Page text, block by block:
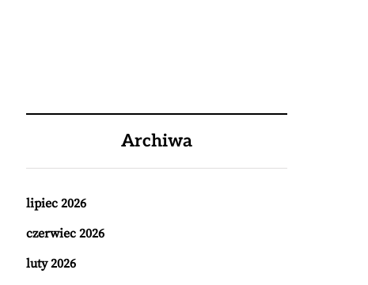
Archiwa
lipiec 2026
czerwiec 2026
luty 2026